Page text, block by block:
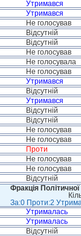
Утримався
Утримався
Не голосував
Відсутній
Відсутній
Не голосував
Не голосувала
Не голосував
Утримався
Відсутній
Утримався
Відсутній
Відсутній
Не голосував
Не голосував
Проти
Не голосував
Не голосував
Відсутній
Фракція
За:0 Проти:2
Утрималась
Утрималась
Відсутній